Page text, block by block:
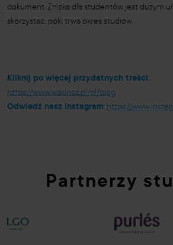
dokument. Zniżka dla studentów jest dużym
skorzystać, póki trwa okres studiów.
Kliknij po więcej przydatnych treści:
https://www.wskinoz.pl/pl/blog
Odwiedź nasz Instagram: https://
Partnerzy